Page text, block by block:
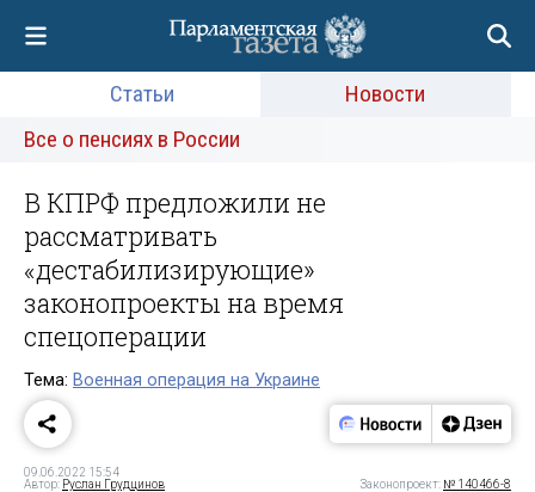
Статьи
Новости
Все о пенсиях в России
В КПРФ предложили не
рассматривать
«дестабилизирующие»
законопроекты на время
спецоперации
Тема: Военная операция на Украине
09.06.2022 15:54
Автор: Руслан Грудцинов Законопроект: № 140466-8